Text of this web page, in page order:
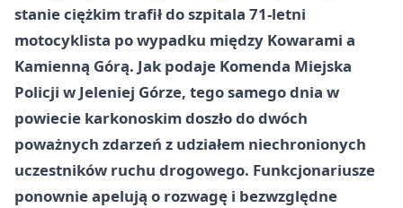
stanie ciężkimtrafił do szpitala 71-letni
motocyklista po wypadku między Kowarami a
Kamienną Górą. Jak podaje Komenda Miejska
Policji w Jeleniej Górze, tego samego dnia w
powiecie karkonoskim doszło do dwóch
poważnych zdarzeń z udziałem niechronionych
uczestników ruchu drogowego. Funkcjonariusze
ponownie apelują o rozwagę i bezwzględne